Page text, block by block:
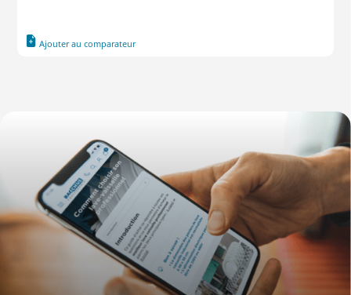
Ajouter au comparateur